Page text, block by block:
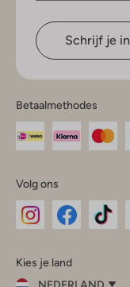
Schrijf je in
Betaalmethodes
Volg ons
InstagramFacebook
Kies je land